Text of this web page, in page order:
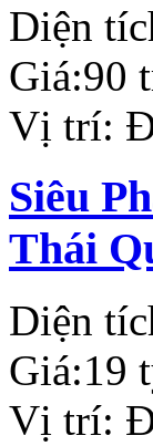
Diện
Giá:90
Vị trí:
Siêu
Thái
Diện
Giá:19
Vị trí: